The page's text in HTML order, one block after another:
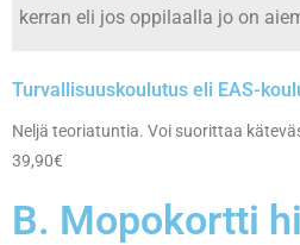
kerran eli jos oppilaalla jo on
Turvallisuuskoulutus eli EAS-
Neljä teoriatuntia. Voi suorittaa
39,90€
B. Mopokortti